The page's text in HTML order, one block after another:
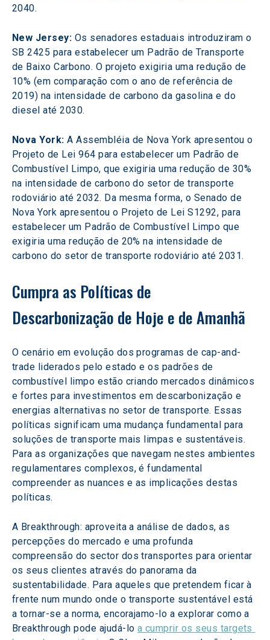
2040.
New Jersey: Os senadores estaduais introduziram o
SB 2425 para estabelecer um Padrão de Transporte
de Baixo Carbono. O projeto exigiria uma redução de
10% (em comparação com o ano de referência de
2019) na intensidade de carbono da gasolina e do
diesel até 2030.
Nova York: A Assembléia de Nova York apresentou o
Projeto de Lei 964 para estabelecer um Padrão de
Combustível Limpo, que exigiria uma redução de 30%
na intensidade de carbono do setor de transporte
rodoviário até 2032. Da mesma forma, o Senado de
Nova York apresentou o Projeto de Lei S1292, para
estabelecer um Padrão de Combustível Limpo que
exigiria uma redução de 20% na intensidade de
carbono do setor de transporte rodoviário até 2031.
Cumpra as Políticas de
Descarbonização de Hoje e de Amanhã
O cenário em evolução dos programas de cap-and-
trade liderados pelo estado e os padrões de
combustível limpo estão criando mercados dinâmicos
e fortes para investimentos em descarbonização e
energias alternativas no setor de transporte. Essas
políticas significam uma mudança fundamental para
soluções de transporte mais limpas e sustentáveis.
Para as organizações que navegam nestes ambientes
regulamentares complexos, é fundamental
compreender as nuances e as implicações destas
políticas.
A Breakthrough: aproveita a análise de dados, as
percepções do mercado e uma profunda
compreensão do sector dos transportes para orientar
os seus clientes através do panorama da
sustentabilidade. Para aqueles que pretendem ficar à
frente num mundo onde o transporte sustentável está
a tornar-se a norma, encorajamo-lo a explorar como a
Breakthrough pode ajudá-lo a cumprir os seus targets